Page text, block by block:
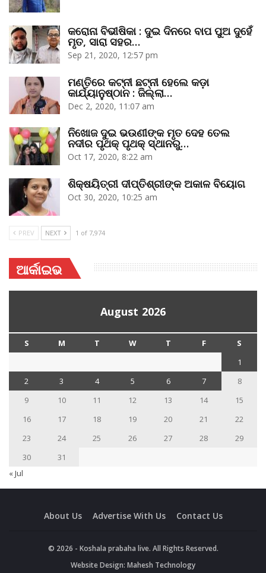
କରୋନା ବିଭୀଷିକା : ଦୁଇ ଦିନରେ ବାପ ପୁଅ ଦୁହେଁ
ମୃତ, ସାରା ସହର…
Sep 21, 2020, 12:57 pm
ମଣ୍ତିରେ କଟ୍‌ନୀ ଛଟ୍‌ନୀ ହେଲେ କଡ଼ା
କାର୍ଯ୍ୟାନୁଷ୍ଠାନ : ଜିଲ୍ଲା…
Dec 2, 2020, 11:07 am
ନିଖୋଜ ଦୁଇ ଭଉଣୀଙ୍କ ମୃତ ଦେହ ତେଲ
ନଦୀର ପୃଥକ୍‌ ପୃଥକ୍‌ ସ୍ଥାନରୁ…
Oct 17, 2020, 8:22 am
ଶିକ୍ଷୟିତ୍ରୀ ଦୀପ୍ତିଶ୍ରୀଙ୍କ ଅକାଳ ବିୟୋଗ
Oct 30, 2020, 10:25 am
PREV NEXT 1 of 7,974
ଆର୍କାଇଭ
August 2026
S M T W T F
S
1
2
3 4 5 6 7
8
9
10 11 12 13 14
15
16
17 18 19 20 21
22
23
24 25 26 27 28
29
30
31
« Jul
About Us Advertise With Us Contact Us
© 2026 - Koshala prabaha live. All Rights Reserved.
Website Design: Mahesh Technology